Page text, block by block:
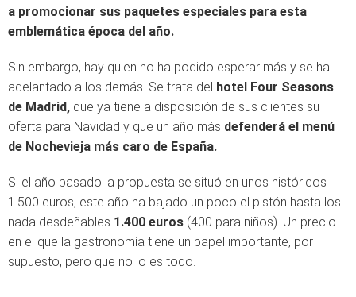
a promocionar sus paquetes especiales para esta
emblemática época del año.
Sin embargo, hay quien no ha podido esperar más y se ha
adelantado a los demás. Se trata del hotel Four Seasons
de Madrid, que ya tiene a disposición de sus clientes su
oferta para Navidad y que un año más defenderá el menú
de Nochevieja más caro de España.
Si el año pasado la propuesta se situó en unos históricos
1.500 euros, este año ha bajado un poco el pistón hasta los
nada desdeñables 1.400 euros (400 para niños). Un precio
en el que la gastronomía tiene un papel importante, por
supuesto, pero que no lo es todo.